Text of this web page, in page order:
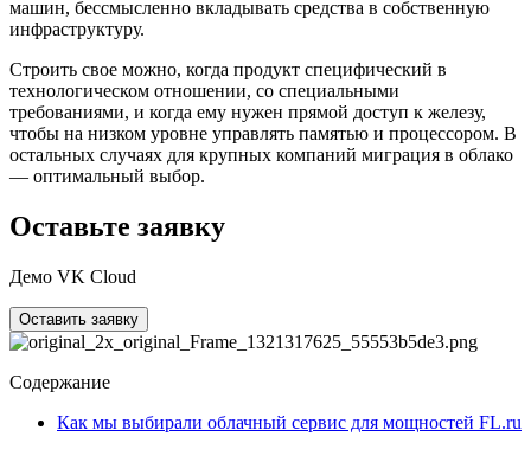
машин, бессмысленно вкладывать средства в собственную
инфраструктуру.
Строить свое можно, когда продукт специфический в
технологическом отношении, со специальными
требованиями, и когда ему нужен прямой доступ к железу,
чтобы на низком уровне управлять памятью и процессором. В
остальных случаях для крупных компаний миграция в облако
— оптимальный выбор.
Оставьте заявку
Демо VK Cloud
Оставить заявку
Содержание
Как мы выбирали облачный сервис для мощностей FL.ru